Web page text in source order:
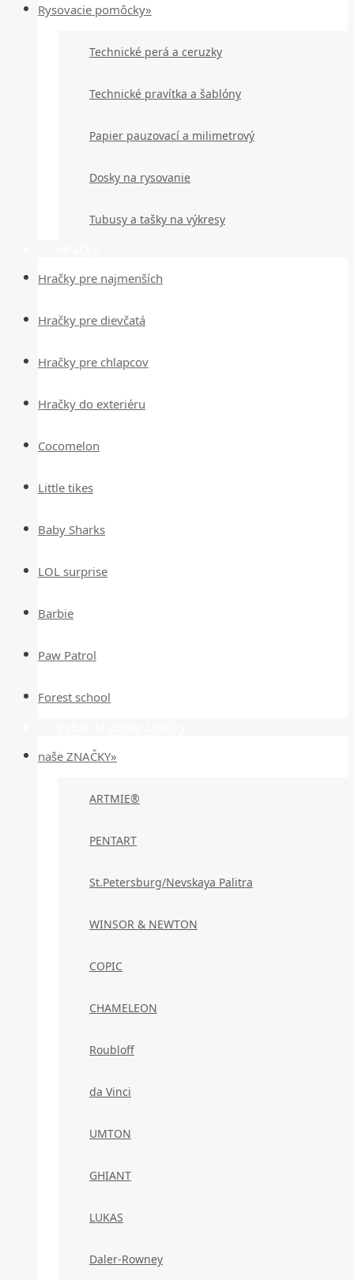
Rysovacie pomôcky»
Technické perá a ceruzky
Technické pravítka a šablóny
Papier pauzovací a milimetrový
Dosky na rysovanie
Tubusy a tašky na výkresy
Hračky pre najmenších
Hračky pre dievčatá
Hračky pre chlapcov
Hračky do exteriéru
Cocomelon
Little tikes
Baby Sharks
LOL surprise
Barbie
Paw Patrol
Forest school
naše ZNAČKY»
ARTMIE®
PENTART
St.Petersburg/Nevskaya Palitra
WINSOR & NEWTON
COPIC
CHAMELEON
Roubloff
da Vinci
UMTON
GHIANT
LUKAS
Daler-Rowney